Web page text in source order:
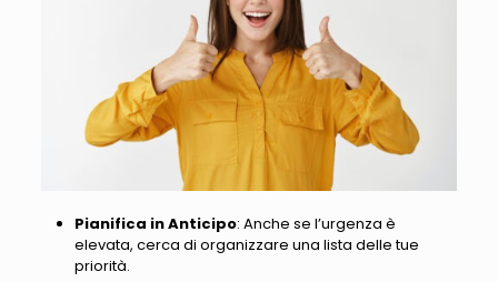
Pianifica in Anticipo: Anche se l’urgenza è
elevata, cerca di organizzare una lista delle tue
priorità.